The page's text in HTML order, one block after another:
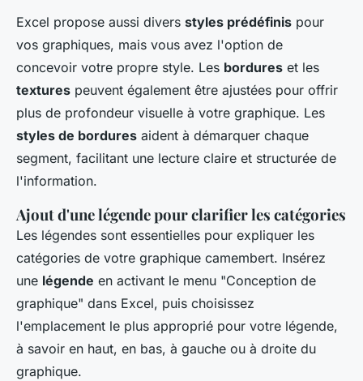
Excel propose aussi divers styles prédéfinis pour
vos graphiques, mais vous avez l'option de
concevoir votre propre style. Les bordures et les
textures peuvent également être ajustées pour offrir
plus de profondeur visuelle à votre graphique. Les
styles de bordures aident à démarquer chaque
segment, facilitant une lecture claire et structurée de
l'information.
Ajout d'une légende pour clarifier les catégories
Les légendes sont essentielles pour expliquer les
catégories de votre graphique camembert. Insérez
une légende en activant le menu "Conception de
graphique" dans Excel, puis choisissez
l'emplacement le plus approprié pour votre légende,
à savoir en haut, en bas, à gauche ou à droite du
graphique.